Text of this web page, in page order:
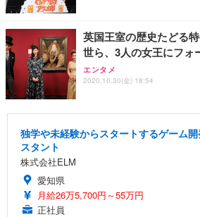
英国王室の歴史たどる
世ら、3人の女王にフォ
エンタメ
2020.10.30(金) 18:54
独学や未経験からスタートするゲーム
スタント
株式会社ELM
愛知県
月給26万5,700円～55万円
正社員